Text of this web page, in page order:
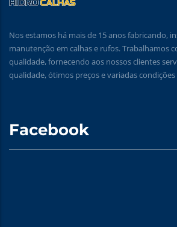
Nos estamos há mais de 15 anos fabricando,
manutenção em calhas e rufos. Trabalhamos
qualidade, fornecendo aos nossos clientes
qualidade, ótimos preços e variadas
Facebook